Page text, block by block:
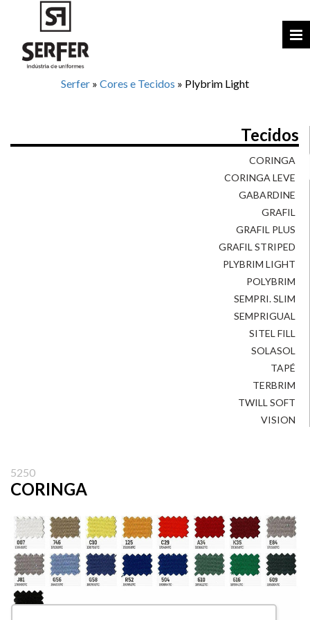
Serfer » Cores e Tecidos » Plybrim Light
Tecidos
CORINGA
CORINGA LEVE
GABARDINE
GRAFIL
GRAFIL PLUS
GRAFIL STRIPED
PLYBRIM LIGHT
POLYBRIM
SEMPRI. SLIM
SEMPRIGUAL
SITEL FILL
SOLASOL
TAPÉ
TERBRIM
TWILL SOFT
VISION
5250
CORINGA